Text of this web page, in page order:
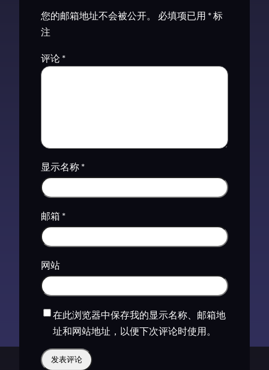
您的邮箱地址不会被公开。 必填项已用 *标
注
评论 *
显示名称 *
邮箱 *
网站
在此浏览器中保存我的显示名称、邮箱地
址和网站地址，以便下次评论时使用。